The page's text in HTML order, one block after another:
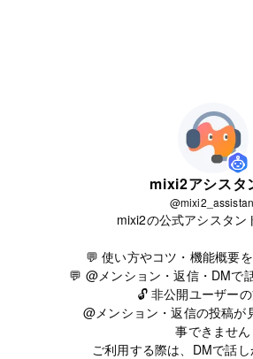
mixi2アシスタ
mixi2の公式アシスタン
💬 使い方やコツ・機能概要
💬 @メンション・返信・DMで
🔓️ 非公開ユーザーの
@メンション・返信の投稿が
事できません
ご利用する際は、DMで話し